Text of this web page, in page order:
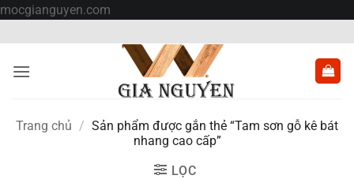
mocgianguyen.com
nội
dung
Trang chủ / Sản phẩm được gắn thẻ “Tam sơn gỗ kê bát
nhang cao cấp”
LỌC